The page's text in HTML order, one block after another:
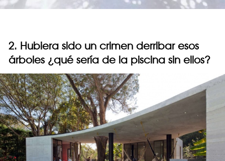
2. Hubiera sido un crimen derribar esos
árboles ¿qué sería de la piscina sin ellos?